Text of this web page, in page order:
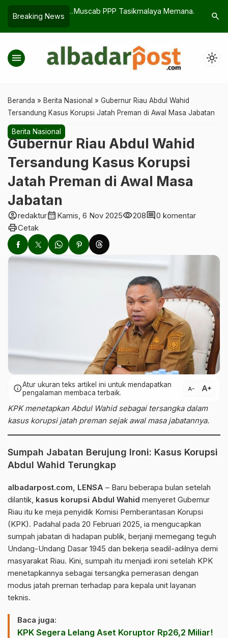
Breaking News
Pengawasan
Muscab PPP Tasikmalaya Memanas,
WFH
Layanan
search
menu light_mode
Beranda » Berita Nasional » Gubernur Riau Abdul Wahid
Tersandung Kasus Korupsi Jatah Preman di Awal Masa Jabatan
Berita Nasional
Gubernur Riau Abdul Wahid
Tersandung Kasus Korupsi
Jatah Preman di Awal Masa
Jabatan
account_circleredakturcalendar_month Kamis, 6 Nov 2025visibility208comment0 komentar
printCetak
infoAtur ukuran teks artikel ini untuk mendapatkan
pengalaman membaca terbaik.
text_decrease text_increase
KPK menetapkan Abdul Wahid sebagai tersangka dalam
kasus korupsi jatah preman sejak awal masa jabatannya.
Sumpah Jabatan Berujung Ironi: Kasus Korupsi
Abdul Wahid Terungkap
albadarpost.com, LENSA – Baru beberapa bulan setelah
dilantik, kasus korupsi Abdul Wahid menyeret Gubernur
Riau itu ke meja penyidik Komisi Pemberantasan Korupsi
(KPK). Padahal pada 20 Februari 2025, ia mengucapkan
sumpah jabatan di hadapan publik, berjanji memegang teguh
Undang-Undang Dasar 1945 dan bekerja seadil-adilnya demi
masyarakat Riau. Kini, sumpah itu menjadi ironi setelah KPK
menetapkannya sebagai tersangka pemerasan dengan
modus jatah preman terhadap para kepala unit layanan
teknis.
Baca juga:
KPK Segera Lelang Aset Koruptor Rp26,2 Miliar!